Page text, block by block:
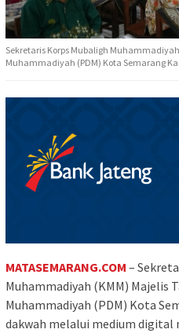
Sekretaris Korps Mubaligh
Muhammadiyah (PDM) Kota Semarang
MATASEMARANG.COM –
Muhammadiyah (KMM) Majelis
Muhammadiyah (PDM) Kota
dakwah melalui medium digital